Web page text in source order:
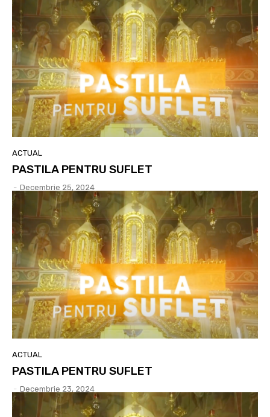
ACTUAL
PASTILA PENTRU SUFLET
- Decembrie 25, 2024
ACTUAL
PASTILA PENTRU SUFLET
- Decembrie 23, 2024